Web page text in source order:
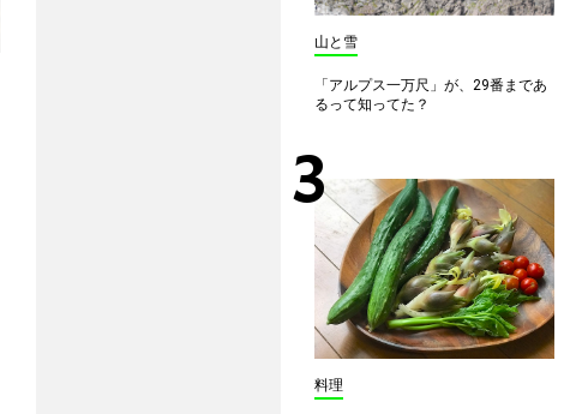
山と雪
「アルプス一万尺」が、29番まであ
るって知ってた？
料理